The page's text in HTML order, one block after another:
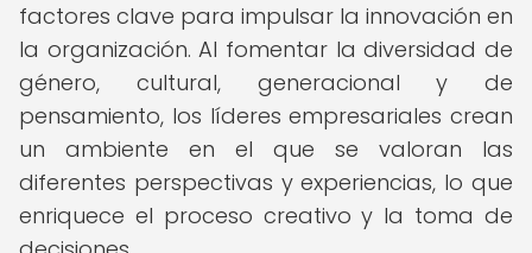
factores clave para impulsar la innovación en
la organización. Al fomentar la diversidad de
género, cultural, generacional y de
pensamiento, los líderes empresariales crean
un ambiente en el que se valoran las
diferentes perspectivas y experiencias, lo que
enriquece el proceso creativo y la toma de